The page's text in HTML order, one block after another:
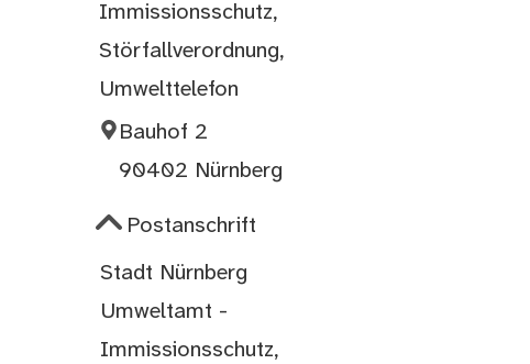
Immissionsschutz,
Störfallverordnung,
Umwelttelefon
Bauhof 2
90402 Nürnberg
Postanschrift
Stadt Nürnberg
Umweltamt -
Immissionsschutz,